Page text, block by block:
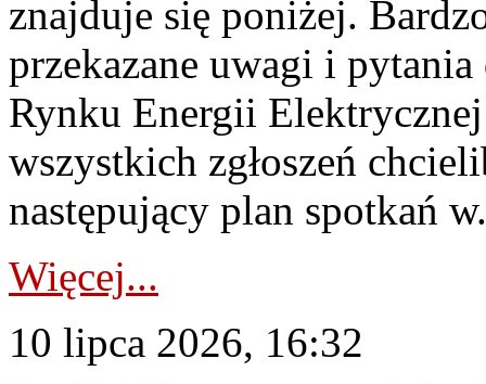
znajduje się poniżej.
przekazane uwagi i
Rynku Energii
wszystkich zgłoszeń
następujący plan spotkań
Więcej...
10 lipca 2026, 16:32